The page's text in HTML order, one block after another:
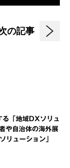
の記事
「地域DXソリュ
自治体の海外展
リューション」